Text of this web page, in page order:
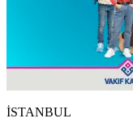
İSTANBUL